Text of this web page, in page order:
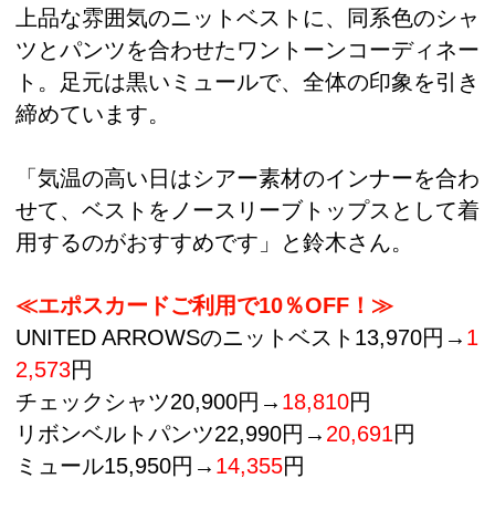
上品な雰囲気のニットベストに、同系色のシャ
ツとパンツを合わせたワントーンコーディネー
ト。足元は黒いミュールで、全体の印象を引き
締めています。
「気温の高い日はシアー素材のインナーを合わ
せて、ベストをノースリーブトップスとして着
用するのがおすすめです」と鈴木さん。
≪エポスカードご利用で10％OFF！≫
UNITED ARROWSのニットベスト13,970円→ 1
2,573円
チェックシャツ20,900円→ 18,810円
リボンベルトパンツ22,990円→ 20,691円
ミュール15,950円→ 14,355円